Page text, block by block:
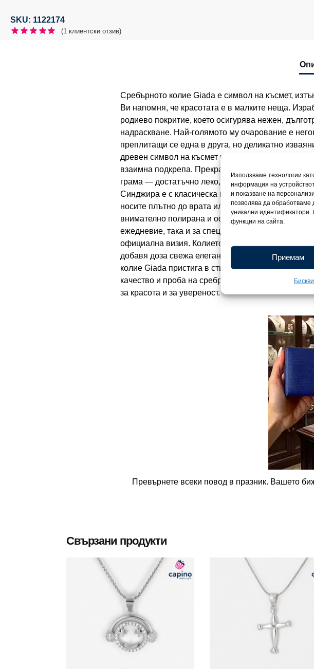
Използваме технологии
информация на
и показване на
позволява да
уникални идентификатори.
функции на сайта.
Приемам
SKU: 1122174
(1 клиентски отзив)
Сребърното колие Giada е символ на късмет,
Ви напомня, че красотата е в малките неща.
родиево покритие, което осигурява нежен,
надраскване. Най-голямото му очарование е
преплитащи се една в друга, но деликатно
древен символ на късмет и благоденствие.
взаимна подкрепа. Прекрасно бижу за Вас или
грама — достатъчно леко, за да го носите удобно
Синджира е с класическа плетка, нежна и
носите плътно до врата или малко по-свободно,
внимателно полирана и оформена с фини линии
ежедневие, така и за специални поводи. Една
официална визия. Колието Giada е универсално
добавя доза свежа елегантност. Перфектно е
колие Giada пристига в стилна подаръчна
качество и проба на среброто, защото всеки
за красота и за увереност.
Превърнете всеки повод в празник. Вашето
Свързани продукти